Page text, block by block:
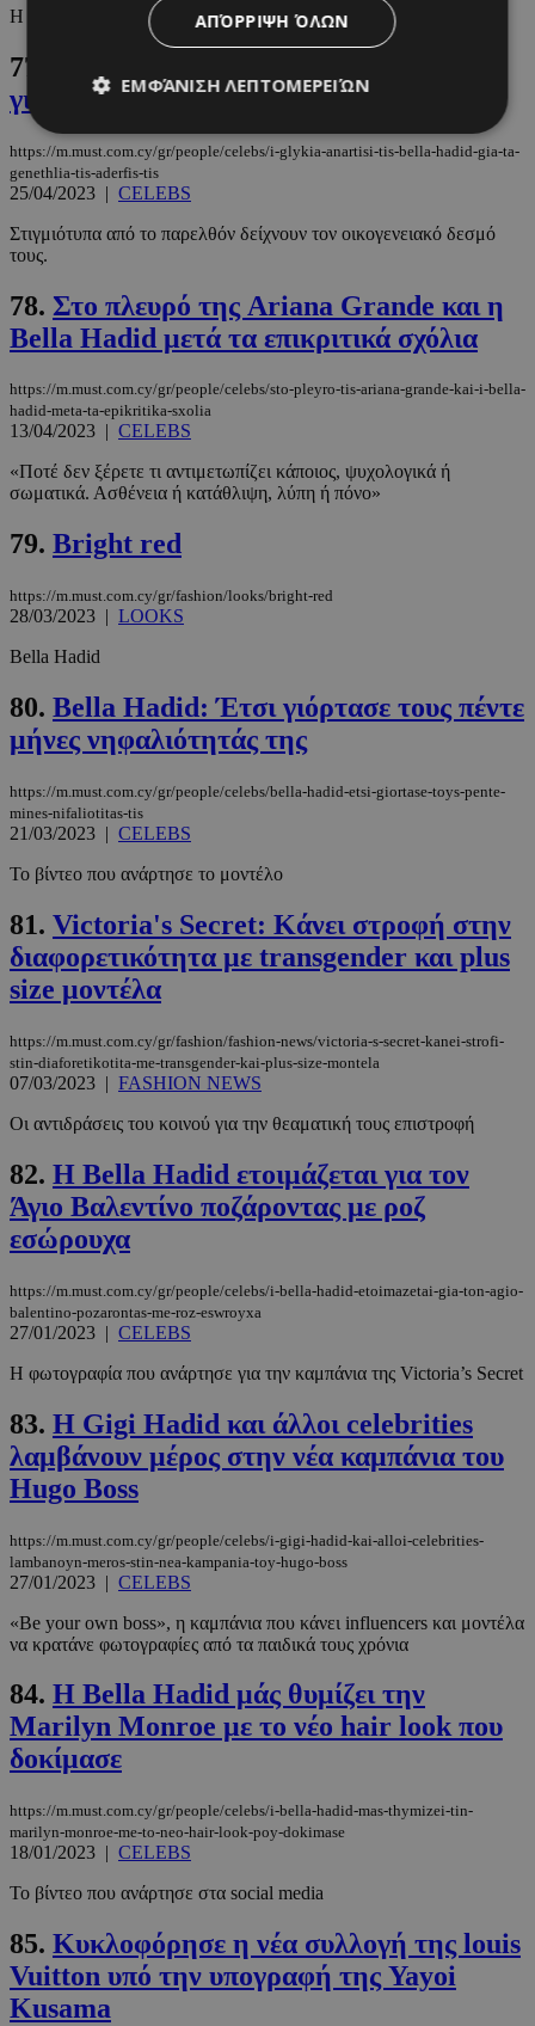
Η φωτογραφία που κάνει τον γύρο του διαδικτύου
77.
για τα γενέθλια της αδερφής της
https://m.must.com.cy/gr/people/celebs/i-glykia-anartisi-tis-bella-hadid-gia-ta-
genethlia-tis-aderfis-tis
25/04/2023 | CELEBS
Στιγμιότυπα από το παρελθόν δείχνουν τον οικογενειακό δεσμό
τους.
78. Στο πλευρό της Ariana Grande και η
Bella Hadid μετά τα επικριτικά σχόλια
https://m.must.com.cy/gr/people/celebs/sto-pleyro-tis-ariana-grande-kai-i-bella-
hadid-meta-ta-epikritika-sxolia
13/04/2023 | CELEBS
«Ποτέ δεν ξέρετε τι αντιμετωπίζει κάποιος, ψυχολογικά ή
σωματικά. Ασθένεια ή κατάθλιψη, λύπη ή πόνο»
79. Bright red
https://m.must.com.cy/gr/fashion/looks/bright-red
28/03/2023 | LOOKS
Bella Hadid
80. Bella Hadid: Έτσι γιόρτασε τους πέντε
μήνες νηφαλιότητάς της
https://m.must.com.cy/gr/people/celebs/bella-hadid-etsi-giortase-toys-pente-
mines-nifaliotitas-tis
21/03/2023 | CELEBS
Το βίντεο που ανάρτησε το μοντέλο
81. Victoria's Secret: Κάνει στροφή στην
διαφορετικότητα με transgender και plus
size μοντέλα
https://m.must.com.cy/gr/fashion/fashion-news/victoria-s-secret-kanei-strofi-
stin-diaforetikotita-me-transgender-kai-plus-size-montela
07/03/2023 | FASHION NEWS
Οι αντιδράσεις του κοινού για την θεαματική τους επιστροφή
82. Η Bella Hadid ετοιμάζεται για τον
Άγιο Βαλεντίνο ποζάροντας με ροζ
εσώρουχα
https://m.must.com.cy/gr/people/celebs/i-bella-hadid-etoimazetai-gia-ton-agio-
balentino-pozarontas-me-roz-eswroyxa
27/01/2023 | CELEBS
Η φωτογραφία που ανάρτησε για την καμπάνια της Victoria’s Secret
83. Η Gigi Hadid και άλλοι celebrities
λαμβάνουν μέρος στην νέα καμπάνια του
Hugo Boss
https://m.must.com.cy/gr/people/celebs/i-gigi-hadid-kai-alloi-celebrities-
lambanoyn-meros-stin-nea-kampania-toy-hugo-boss
27/01/2023 | CELEBS
«Be your own boss», η καμπάνια που κάνει influencers και μοντέλα
να κρατάνε φωτογραφίες από τα παιδικά τους χρόνια
84. Η Bella Hadid μάς θυμίζει την
Marilyn Monroe με το νέο hair look που
δοκίμασε
https://m.must.com.cy/gr/people/celebs/i-bella-hadid-mas-thymizei-tin-
marilyn-monroe-me-to-neo-hair-look-poy-dokimase
18/01/2023 | CELEBS
Το βίντεο που ανάρτησε στα social media
85. Κυκλοφόρησε η νέα συλλογή της louis
Vuitton υπό την υπογραφή της Yayoi
Kusama
ΑΠΌΡΡΙΨΗ ΌΛΩΝ
ΕΜΦΆΝΙΣΗ ΛΕΠΤΟΜΕΡΕΙΏΝ
Απολύτως απαραίτητα
Μη ταξινομημένα
Τα απολύτως απαραίτητα cookies επιτρέπουν
βασικές λειτουργίες του ιστότοπου, όπως τη
σύνδεση χρήστη και τη διαχείριση λογαριασμού.
Ο ιστότοπος δεν μπορεί να χρησιμοποιηθεί σωστά
Ονοματεπώνυμο
www.must.com.cy
__cf_bm
__cf_bm
μέρες
CookieScriptConsent
CookieScript
4
_scc_session
.entelia-
adserver.com
PHPSESSID
PHP.net
Privacy Policy